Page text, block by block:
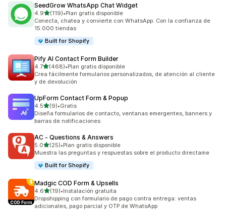
SeedGrow WhatsApp Chat Widget
4.9de 5 estrellas
(119)
119 reseñas en total
•Plan gratis disponible
Conecta, chatea y convierte con WhatsApp. Con la confianza de
15.000 tiendas
Built for Shopify
Pify AI Contact Form Builder
4.7de 5 estrellas
(468)
468 reseñas en total
•Plan gratis disponible
Crea fácilmente formularios personalizados, de atención al cliente
y de devolución
UpForm Contact Form & Popup
4.5de 5 estrellas
(9)
9 reseñas en total
•Gratis
Diseña formularios de contacto, ventanas emergentes, banners y
barras de notificaciones
AC ‑ Questions & Answers
5.0de 5 estrellas
(25)
25 reseñas en total
•Plan gratis disponible
Muestra las preguntas y respuestas sobre el producto directame
Built for Shopify
Madgic COD Form & Upsells
4.6de 5 estrellas
(19)
19 reseñas en total
•Instalación gratuita
Dropshipping con formulario de pago contra entrega: ventas
adicionales, pago parcial y OTP de WhatsApp